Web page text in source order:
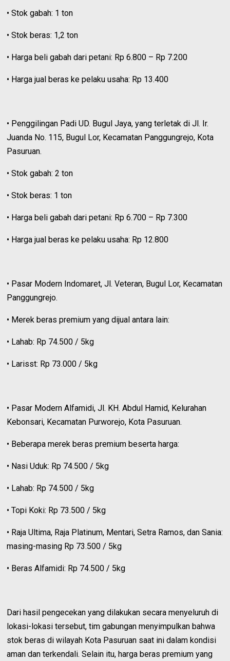
• Stok gabah: 1 ton
• Stok beras: 1,2 ton
• Harga beli gabah dari petani: Rp 6.800 – Rp 7.200
• Harga jual beras ke pelaku usaha: Rp 13.400
• Penggilingan Padi UD. Bugul Jaya, yang terletak di Jl. Ir.
Juanda No. 115, Bugul Lor, Kecamatan Panggungrejo, Kota
Pasuruan.
• Stok gabah: 2 ton
• Stok beras: 1 ton
• Harga beli gabah dari petani: Rp 6.700 – Rp 7.300
• Harga jual beras ke pelaku usaha: Rp 12.800
• Pasar Modern Indomaret, Jl. Veteran, Bugul Lor, Kecamatan
Panggungrejo.
• Merek beras premium yang dijual antara lain:
• Lahab: Rp 74.500 / 5kg
• Larisst: Rp 73.000 / 5kg
• Pasar Modern Alfamidi, Jl. KH. Abdul Hamid, Kelurahan
Kebonsari, Kecamatan Purworejo, Kota Pasuruan.
• Beberapa merek beras premium beserta harga:
• Nasi Uduk: Rp 74.500 / 5kg
• Lahab: Rp 74.500 / 5kg
• Topi Koki: Rp 73.500 / 5kg
• Raja Ultima, Raja Platinum, Mentari, Setra Ramos, dan Sania:
masing-masing Rp 73.500 / 5kg
• Beras Alfamidi: Rp 74.500 / 5kg
Dari hasil pengecekan yang dilakukan secara menyeluruh di
lokasi-lokasi tersebut, tim gabungan menyimpulkan bahwa
stok beras di wilayah Kota Pasuruan saat ini dalam kondisi
aman dan terkendali. Selain itu, harga beras premium yang